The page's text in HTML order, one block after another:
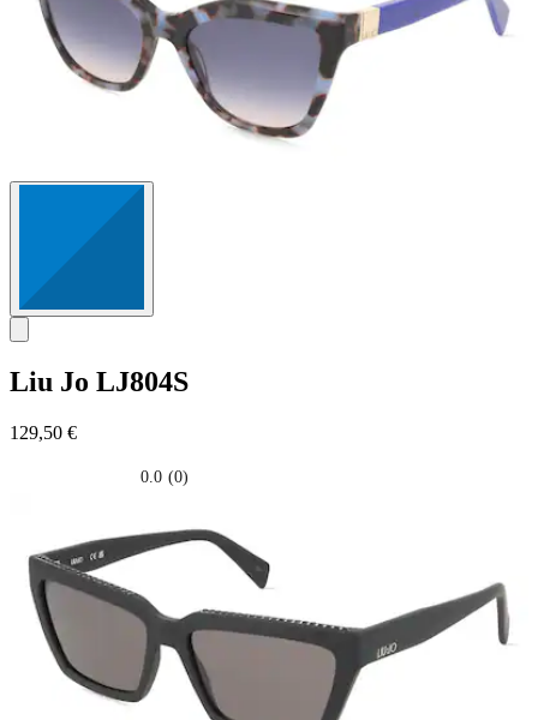
Liu Jo LJ804S
129,50 €
0.0 (0)
stelle.